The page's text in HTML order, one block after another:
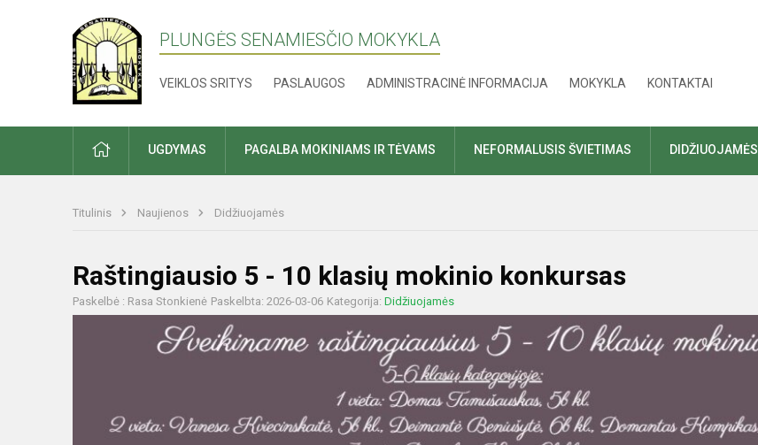
PLUNGĖS SENAMIESČIO MOKYKLA
VEIKLOS SRITYS PASLAUGOS ADMINISTRACINĖ INFORMACIJA MOKYKLA KONTAKTAI
PRADŽIAUGDYMAS PAGALBA MOKINIAMS IR TĖVAMS NEFORMALUSIS ŠVIETIMAS DIDŽIUOJAMĖS
Titulinis Naujienos Didžiuojamės
Raštingiausio 5 - 10 klasių mokinio konkursas
Paskelbė : Rasa Stonkienė Paskelbta: 2026-03-06 Kategorija: Didžiuojamės